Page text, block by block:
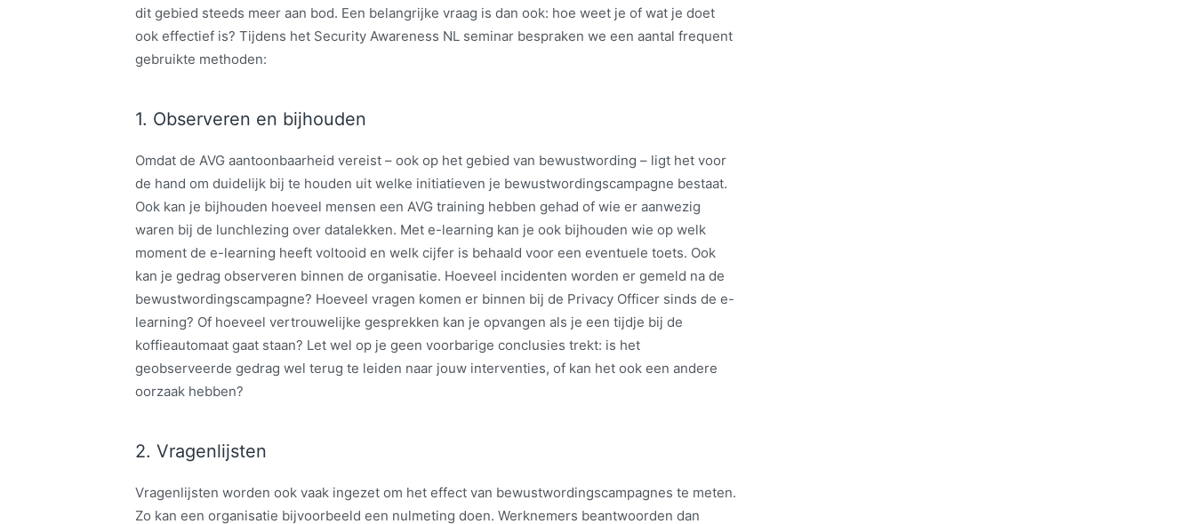
dit gebied steeds meer aan bod. Een belangrijke vraag is dan ook: hoe weet je of wat je doet
ook effectief is? Tijdens het Security Awareness NL seminar bespraken we een aantal frequent
gebruikte methoden:
1. Observeren en bijhouden
Omdat de AVG aantoonbaarheid vereist – ook op het gebied van bewustwording – ligt het voor
de hand om duidelijk bij te houden uit welke initiatieven je bewustwordingscampagne bestaat.
Ook kan je bijhouden hoeveel mensen een AVG training hebben gehad of wie er aanwezig
waren bij de lunchlezing over datalekken. Met e-learning kan je ook bijhouden wie op welk
moment de e-learning heeft voltooid en welk cijfer is behaald voor een eventuele toets. Ook
kan je gedrag observeren binnen de organisatie. Hoeveel incidenten worden er gemeld na de
bewustwordingscampagne? Hoeveel vragen komen er binnen bij de Privacy Officer sinds de e-
learning? Of hoeveel vertrouwelijke gesprekken kan je opvangen als je een tijdje bij de
koffieautomaat gaat staan? Let wel op je geen voorbarige conclusies trekt: is het
geobserveerde gedrag wel terug te leiden naar jouw interventies, of kan het ook een andere
oorzaak hebben?
2. Vragenlijsten
Vragenlijsten worden ook vaak ingezet om het effect van bewustwordingscampagnes te meten.
Zo kan een organisatie bijvoorbeeld een nulmeting doen. Werknemers beantwoorden dan